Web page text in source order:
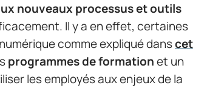
nouveaux processus et outils
Il y a en effet, certaines
comme expliqué danscet
programmes de formationet un
les employés aux enjeux de la